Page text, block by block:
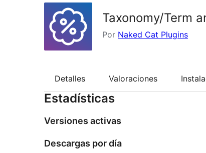
Taxonomy/Term
Por Naked Cat Plugins
Detalles Valoraciones
Estadísticas
Versiones activas
Descargas por día